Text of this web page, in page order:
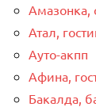
Амазонка,
Атал,
Ауто-акпп
Афина,
Бакалда,